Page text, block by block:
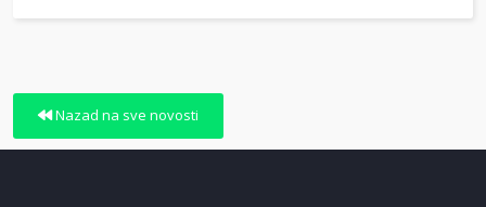
Nazad na sve novosti